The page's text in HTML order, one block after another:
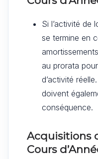
Si l’activité de
se termine en
au prorata
d’activité
doivent
conséquence.
Acquisitions
Cours